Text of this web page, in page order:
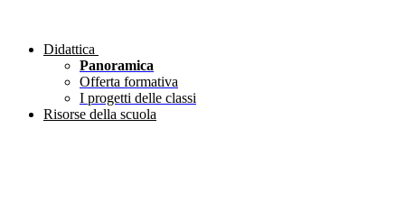
Didattica
Panoramica
Offerta formativa
I progetti delle classi
Risorse della scuola